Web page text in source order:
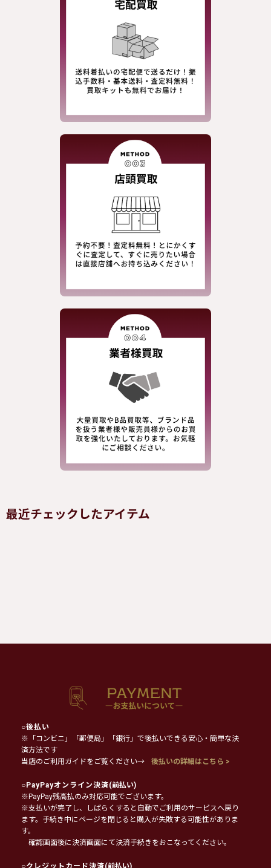
最近チェックしたアイテム
○後払い
※「コンビニ」「郵便局」「銀行」で後払いできる安心・簡単な決
済方法です
当店のご利用ガイドをご覧ください→
後払いの詳細はこちら >
○PayPayオンライン決済(前払い)
※PayPay残高払のみ対応可能でございます。
※支払いが完了し、しばらくすると自動でご利用のサービスへ戻り
ます。手続き中にページを閉じると購入が失敗する可能性がありま
す。
確認画面後に決済画面にて決済手続きをおこなってください。
○クレジットカード決済(前払い)